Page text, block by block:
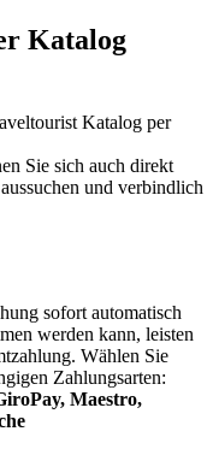
Katalog
Katalog per
Sie sich auch direkt
und verbindlich
sofort automatisch
werden kann, leisten
Wählen Sie
Zahlungsarten:
Maestro,